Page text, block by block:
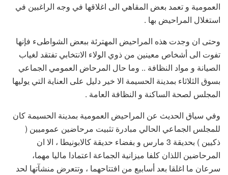
العمومية و تعمد بعض المقاهي الى اغلاقها في وجه الراغبين في
استغلال المراحيض بها .
وحتى ان وجدت هذه المراحيض المهترئة ببعض الشواطىء فإنها
تفوت الى أشخاص معينين من ذوي الولاء الانتخابي تفتقد لغياب
الصيانة و مواد النظافة .. وما حال المرحاض العمومي الجماعي
بسوق الثلاثاء بمدينة الحسيمة الا خير دليل على العناية التي يوليها
المجلس لصحة الساكنة و النظافة العامة .
وفي سياق الحديث عن المراحيض العمومية بمدينة الحسيمة كان
للمجلس الجماعي الحالي مبادرة تثبيت مرحاضين عموميين (
ذكيين ) بحديقة 3 مارس و بفضاء حديقة كالابونيطا ، الا ان
المرحاضين اللذان كلفا ميزانية الجماعة اعتمادا ماليا مهما،
سرعان ما اغلقا بعد أسابيع من افتتاحهما ، وتتعرض منشآتها لحد